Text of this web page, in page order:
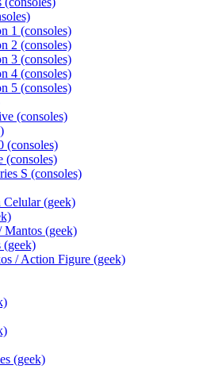
1 (consoles)
2 (consoles)
3 (consoles)
4 (consoles)
5 (consoles)
(consoles)
(consoles)
(consoles)
S (consoles)
Celular (geek)
Mantos (geek)
(geek)
/ Action Figure (geek)
(geek)